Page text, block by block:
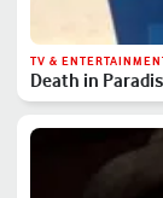
TV &
Death in